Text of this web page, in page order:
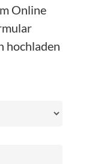
Online
hochladen